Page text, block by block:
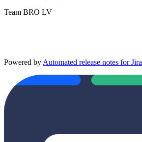
Team BRO LV
Powered by Automated release notes for Jira